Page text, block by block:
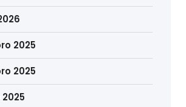
2025
2025